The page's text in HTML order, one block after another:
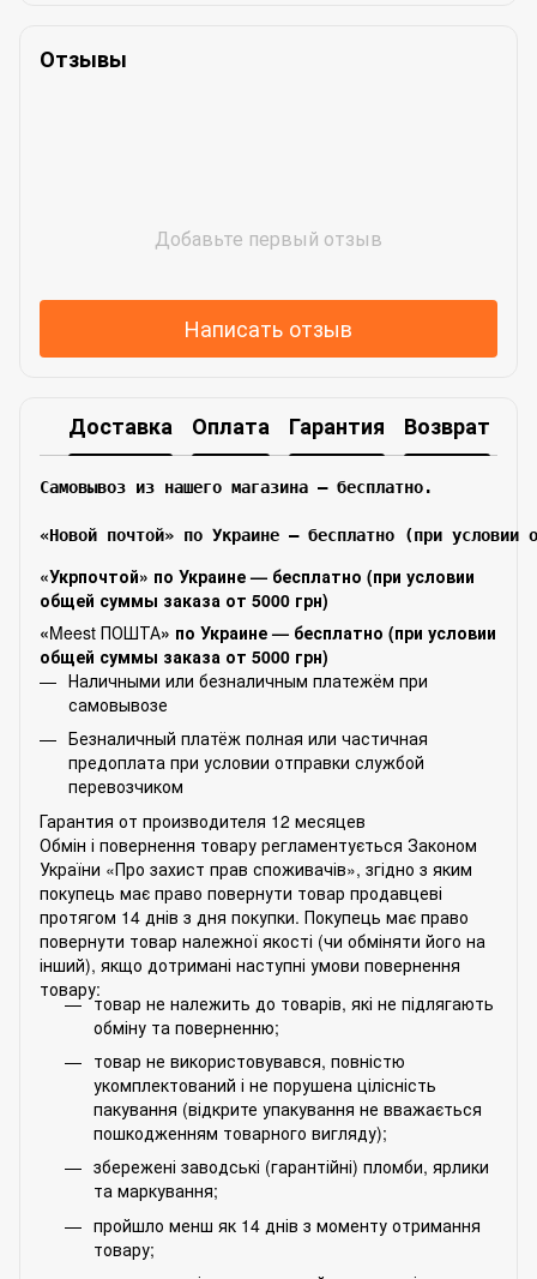
Отзывы
Добавьте первый отзыв
Написать отзыв
Доставка Оплата Гарантия Возврат
Самовывоз из нашего магазина – бесплатно.
«Новой почтой» по Украине — бесплатно (при условии
«Укрпочтой» по Украине — бесплатно (при условии
общей суммы заказа от 5000 грн)
«Meest ПОШТА» по Украине — бесплатно (при условии
общей суммы заказа от 5000 грн)
Наличными или безналичным платежём при
самовывозе
Безналичный платёж полная или частичная
предоплата при условии отправки службой
перевозчиком
Гарантия от производителя 12 месяцев
Обмін і повернення товару регламентується Законом
України «Про захист прав споживачів», згідно з яким
покупець має право повернути товар продавцеві
протягом 14 днів з дня покупки. Покупець має право
повернути товар належної якості (чи обміняти його на
інший), якщо дотримані наступні умови повернення
товару:
товар не належить до товарів, які не підлягають
обміну та поверненню;
товар не використовувався, повністю
укомплектований і не порушена цілісність
пакування (відкрите упакування не вважається
пошкодженням товарного вигляду);
збережені заводські (гарантійні) пломби, ярлики
та маркування;
пройшло менш як 14 днів з моменту отримання
товару;